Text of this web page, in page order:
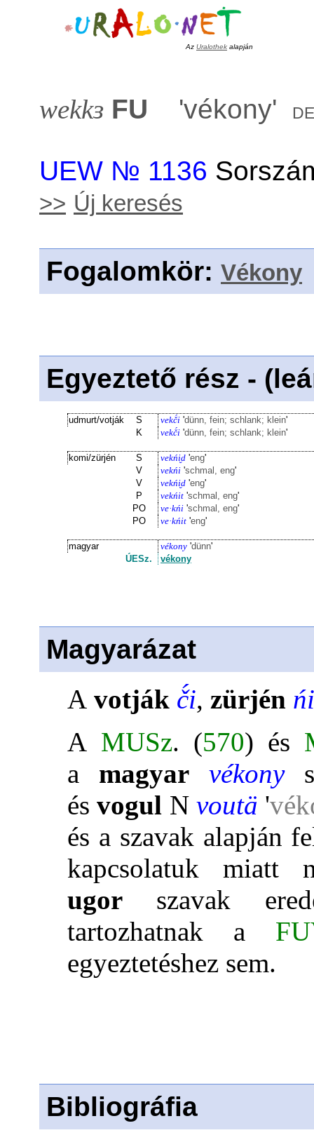
Az Uralothek alapján
wekkɜ FU 'vékony' de
UEW № 1136
>> Új keresés
Fogalomkör: Vékony
Egyeztető rész -
udmurt/votják S vekč́i 'dünn, fein; schlank; klein'
K
vekč́i 'dünn, fein; schlank; klein'
komi/zürjén S vekńi̮d 'eng'
V
vekńi 'schmal, eng'
V
vekńi̮d 'eng'
P
vekńit 'schmal, eng'
PO
ve·kńi 'schmal, eng'
PO
ve·kńit 'eng'
magyar vékony 'dünn'
ÚESz.
vékony
Magyarázat
A votják č́i, zürjén
A MUSz. (570) és
a magyar vékony
ésvogul N voutä '
és a szavak alapján
kapcsolatuk
ugor szavak
tartozhatnak a
egyeztetéshez sem.
Bibliográfia